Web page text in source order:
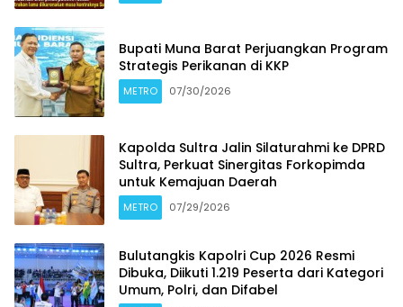
Bupati Muna Barat Perjuangkan Program
Strategis Perikanan di KKP
METRO 07/30/2026
Kapolda Sultra Jalin Silaturahmi ke DPRD
Sultra, Perkuat Sinergitas Forkopimda
untuk Kemajuan Daerah
METRO 07/29/2026
Bulutangkis Kapolri Cup 2026 Resmi
Dibuka, Diikuti 1.219 Peserta dari Kategori
Umum, Polri, dan Difabel